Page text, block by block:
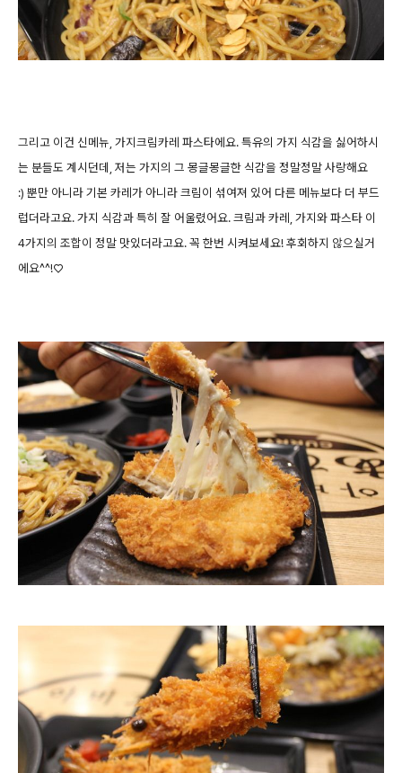
그리고 이건 신메뉴, 가지크림카레 파스타에요. 특유의 가지 식감을 싫어하시
는 분들도 계시던데, 저는 가지의 그 몽글몽글한 식감을 정말정말 사랑해요
:) 뿐만 아니라 기본 카레가 아니라 크림이 섞여져 있어 다른 메뉴보다 더 부드
럽더라고요. 가지 식감과 특히 잘 어울렸어요. 크림과 카레, 가지와 파스타 이
4가지의 조합이 정말 맛있더라고요. 꼭 한번 시켜보세요! 후회하지 않으실거
에요^^!♡